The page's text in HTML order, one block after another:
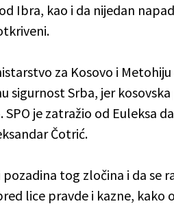
Ibra, kao i da nijedan
za Kosovo i
sigurnost Srba, jer
je zatražio od Euleksa
Čotrić.
tog zločina i da se
lice pravde i kazne, kako